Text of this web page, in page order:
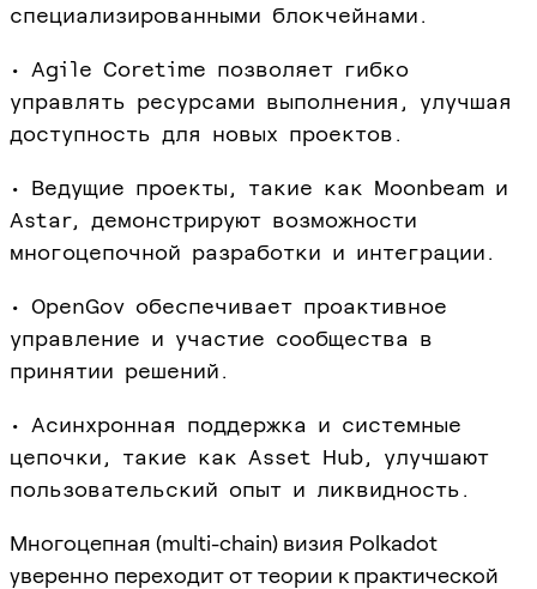
специализированными блокчейнами.
• Agile Coretime позволяет гибко
управлять ресурсами выполнения, улучшая
доступность для новых проектов.
• Ведущие проекты, такие как Moonbeam и
Astar, демонстрируют возможности
многоцепочной разработки и интеграции.
• OpenGov обеспечивает проактивное
управление и участие сообщества в
принятии решений.
• Асинхронная поддержка и системные
цепочки, такие как Asset Hub, улучшают
пользовательский опыт и ликвидность.
Многоцепная (multi-chain) визия Polkadot
уверенно переходит от теории к практической